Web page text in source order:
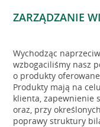
ZARZĄDZANIE
Wychodząc
wzbogaciliśmy nasz
o produkty
Produkty mają na
klienta, zapewnienie
oraz, przy
poprawy struktury